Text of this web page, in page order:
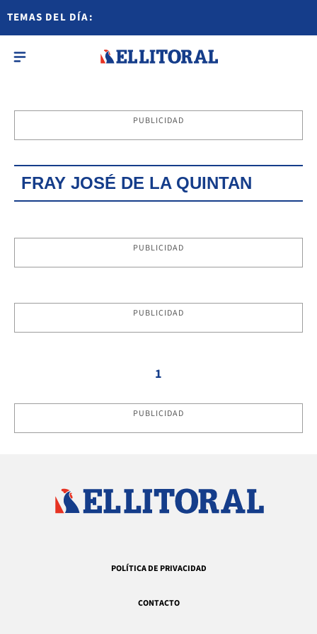
TEMAS DEL DÍA:
PUBLICIDAD
FRAY JOSÉ DE LA QUINTAN
PUBLICIDAD
PUBLICIDAD
1
PUBLICIDAD
POLÍTICA DE PRIVACIDAD
CONTACTO